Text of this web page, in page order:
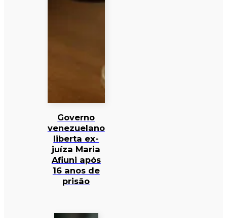
Governo
venezuelano
liberta ex-
juíza Maria
Afiuni após
16 anos de
prisão